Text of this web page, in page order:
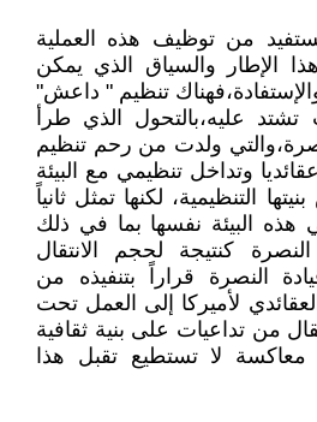
من توظيف هذه العملية
الإطار والسياق الذي يمكن
تنظيم " داعش"
عليه،بالتحول الذي طرأ
ولدت من رحم تنظيم
وتداخل تنظيمي مع البيئة
التنظيمية، لكنها تمثل ثانياً
البيئة نفسها بما في ذلك
النصرة كنتيجة لحجم الانتقال
النصرة قراراً بتنفيذه من
لأميركا إلى العمل تحت
من تداعيات على بنية ثقافية
معاكسة لا تستطيع تقبل هذا